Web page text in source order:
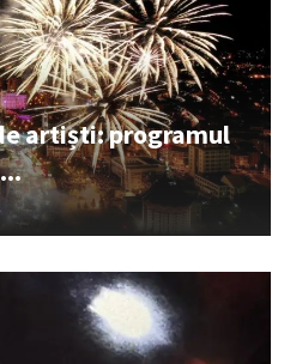
artiști: programul